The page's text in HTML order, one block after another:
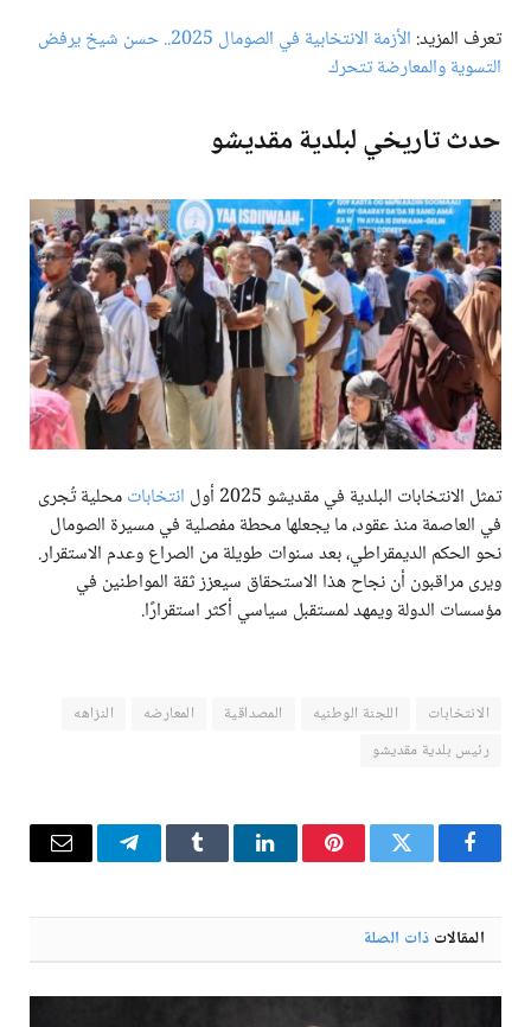
تعرف المزيد:
الأزمة الانتخابية في الصومال 2025.. حسن شيخ يرفض
التسوية والمعارضة تتحرك
حدث تاريخي لبلدية مقديشو
تمثل الانتخابات البلدية في مقديشو 2025 أول انتخاباتمحلية تُجرى
في العاصمة منذ عقود، ما يجعلها محطة مفصلية في مسيرة الصومال
نحو الحكم الديمقراطي، بعد سنوات طويلة من الصراع وعدم الاستقرار.
ويرى مراقبون أن نجاح هذا الاستحقاق سيعزز ثقة المواطنين في
مؤسسات الدولة ويمهد لمستقبل سياسي أكثر استقرارًا.
الانتخابات اللجنة الوطنيه المصداقية المعارضه
النزاهه
رئيس بلدية مقديشو
فيسبوكتويتر بينتيريستلينكدإن Tumblr تيلقرام البريد
المقالات ذات الصلة